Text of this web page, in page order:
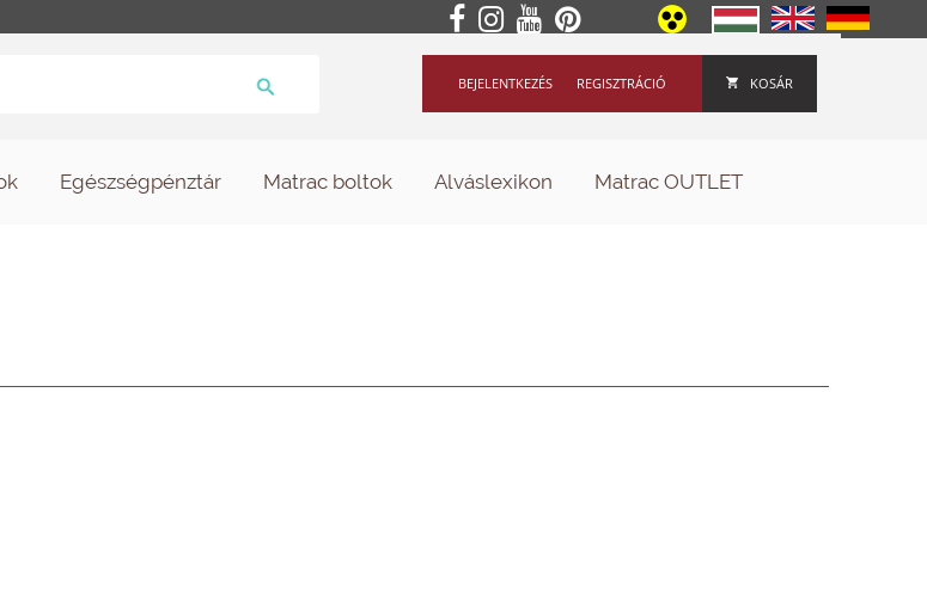
KOSÁR
REGISZTRÁCIÓ
BEJELENTKEZÉS
Egészségpénztár Matrac boltok Alváslexikon Matrac OUTLET